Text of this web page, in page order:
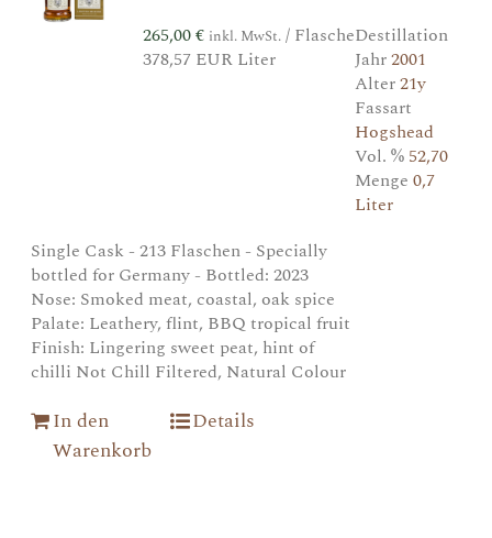
265,00€ inkl. MwSt. / Flasche
378,57 EUR Liter
Destillation
Jahr2001
Alter21y
Fassart
Hogshead
Vol. % 52,70
Menge0,7
Liter
Single Cask - 213 Flaschen - Specially
bottled for Germany - Bottled: 2023
Nose: Smoked meat, coastal, oak spice
Palate: Leathery, flint, BBQ tropical fruit
Finish: Lingering sweet peat, hint of
chilli Not Chill Filtered, Natural Colour
In den
Warenkorb
Details